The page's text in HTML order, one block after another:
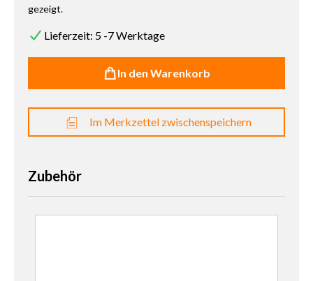
gezeigt.
Lieferzeit: 5 -7 Werktage
In den Warenkorb
Im Merkzettel zwischenspeichern
Zubehör